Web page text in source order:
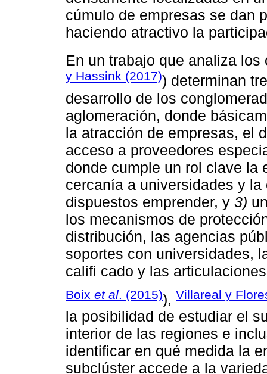
cúmulo de empresas se dan
haciendo atractivo la
En un trabajo que analiza
y Hassink (2017)) determinan
desarrollo de los
aglomeración, donde
la atracción de empresas, el
acceso a proveedores
donde cumple un rol clave la
cercanía a universidades y
dispuestos emprender, y 3)
los mecanismos de
distribución, las agencias
soportes con universidades,
califi cado y las
Boix et al. (2015)), Villareal y
la posibilidad de estudiar el
interior de las regiones e
identificar en qué medida la
subclúster accede a la